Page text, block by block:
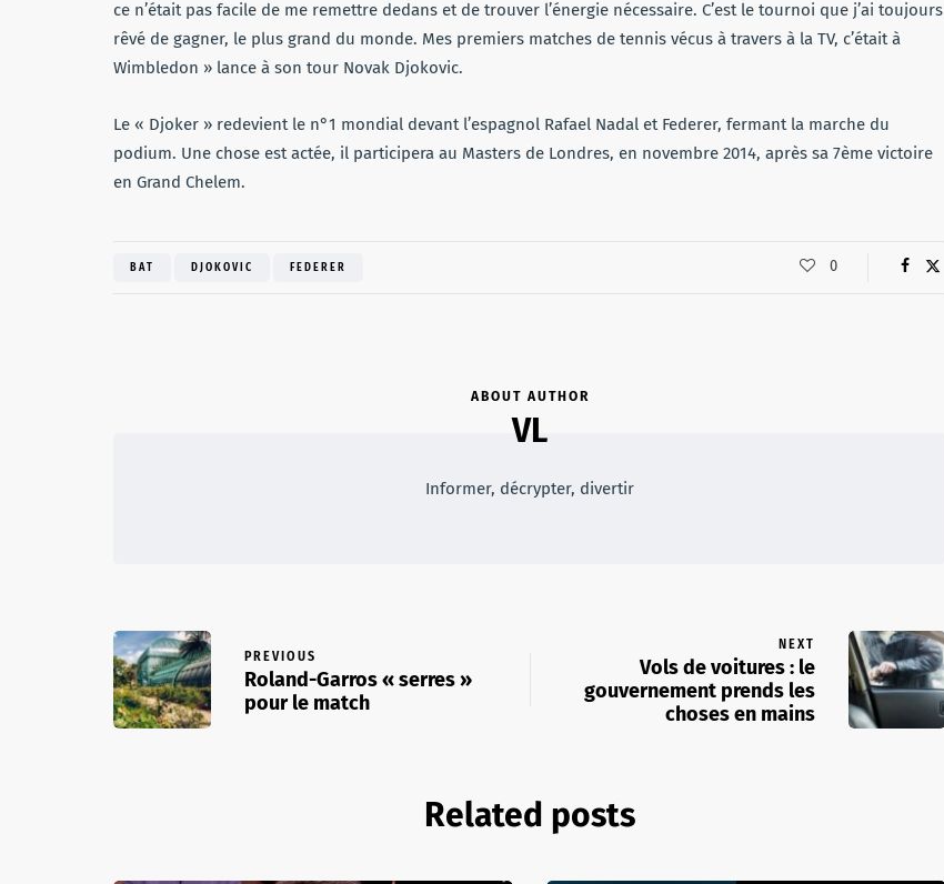
ce n’était pas facile de me remettre dedans et de trouver l’énergie nécessaire. C’est le tournoi que j’ai toujours
rêvé de gagner, le plus grand du monde. Mes premiers matches de tennis vécus à travers à la TV, c’était à
Wimbledon » lance à son tour Novak Djokovic.
Le « Djoker » redevient le n°1 mondial devant l’espagnol Rafael Nadal et Federer, fermant la marche du
podium. Une chose est actée, il participera au Masters de Londres, en novembre 2014, après sa 7ème victoire
en Grand Chelem.
BAT DJOKOVIC FEDERER 0
ABOUT AUTHOR
VL
Informer, décrypter, divertir
PREVIOUS
Roland-Garros « serres »
pour le match
NEXT
Vols de voitures : le
gouvernement prends les
choses en mains
Related posts